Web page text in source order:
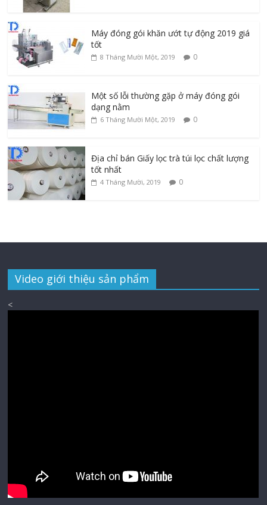
Máy đóng gói khăn ướt tự động 2019 giá
tốt
8 Tháng Mười Một, 2019 0
Một số lỗi thường gặp ở máy đóng gói
dạng nằm
6 Tháng Mười Một, 2019 0
Địa chỉ bán Giấy lọc trà túi lọc chất lượng
tốt nhất
4 Tháng Mười, 2019 0
Video giới thiệu sản phẩm
<